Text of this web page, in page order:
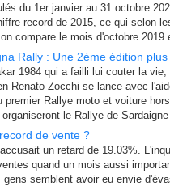
du 1er janvier au 31 octobre
record de 2015, ce qui selon
compare le mois d'octobre 2019
Rally : Une 2ème édition
1984 qui a failli lui couter la
Renato Zocchi se lance avec
premier Rallye moto et voiture
le Rallye de
de vente ?
un retard de 19.03%.
quand un mois aussi
semblent avoir eu envie